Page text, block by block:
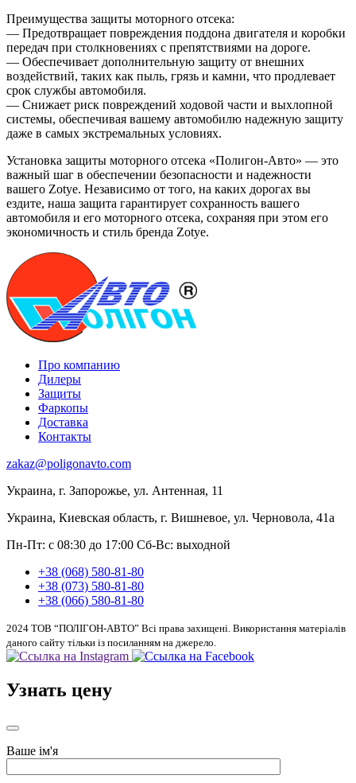
Преимущества защиты моторного отсека:
— Предотвращает повреждения поддона двигателя и коробки
передач при столкновениях с препятствиями на дороге.
— Обеспечивает дополнительную защиту от внешних
воздействий, таких как пыль, грязь и камни, что продлевает
срок службы автомобиля.
— Снижает риск повреждений ходовой части и выхлопной
системы, обеспечивая вашему автомобилю надежную защиту
даже в самых экстремальных условиях.
Установка защиты моторного отсека «Полигон-Авто» — это
важный шаг в обеспечении безопасности и надежности
вашего Zotye. Независимо от того, на каких дорогах вы
ездите, наша защита гарантирует сохранность вашего
автомобиля и его моторного отсека, сохраняя при этом его
экономичность и стиль бренда Zotye.
Про компанию
Дилеры
Защиты
Фаркопы
Доставка
Контакты
zakaz@poligonavto.com
Украина, г. Запорожье, ул. Антенная, 11
Украина, Киевская область, г. Вишневое, ул. Черновола, 41а
Пн-Пт: с 08:30 до 17:00 Сб-Вс: выходной
+38 (068) 580-81-80
+38 (073) 580-81-80
+38 (066) 580-81-80
2024 ТОВ “ПОЛІГОН-АВТО” Всі права захищені. Використання матеріалів
даного сайту тільки із посиланням на джерело.
Узнать цену
Ваше ім'я